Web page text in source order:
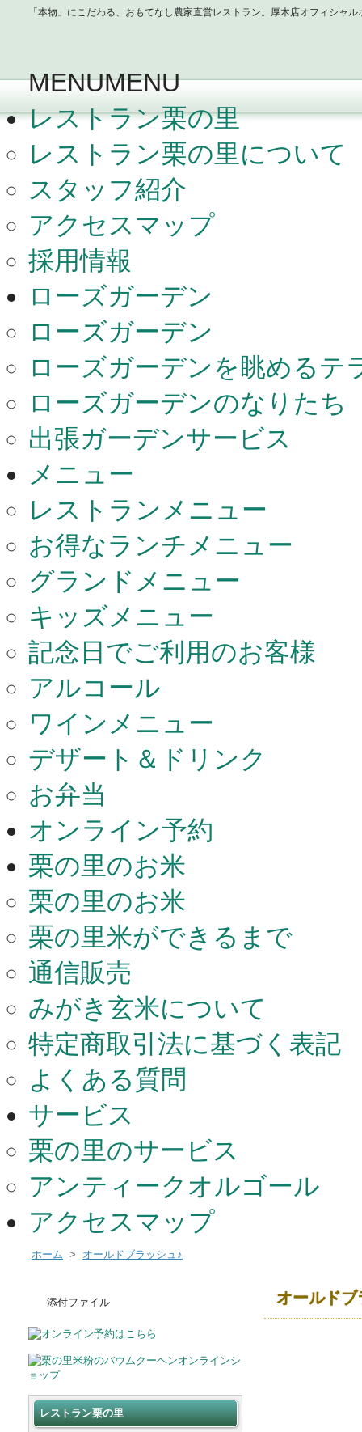
「本物」にこだわる、おもてなし農家直営レストラン。厚木店オフィシャル
MENUMENU
レストラン栗の里
レストラン栗の里について
スタッフ紹介
アクセスマップ
採用情報
ローズガーデン
ローズガーデン
ローズガーデンを眺めるテ
ローズガーデンのなりたち
出張ガーデンサービス
メニュー
レストランメニュー
お得なランチメニュー
グランドメニュー
キッズメニュー
記念日でご利用のお客様
アルコール
ワインメニュー
デザート＆ドリンク
お弁当
オンライン予約
栗の里のお米
栗の里のお米
栗の里米ができるまで
通信販売
みがき玄米について
特定商取引法に基づく表記
よくある質問
サービス
栗の里のサービス
アンティークオルゴール
アクセスマップ
ホーム > オールドブラッシュ♪
オールドブ
添付ファイル
レストラン栗の里